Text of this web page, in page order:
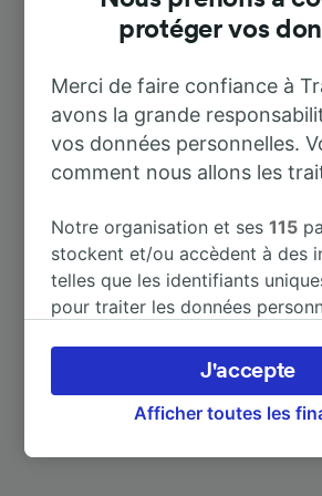
Destinations
À Valdestillas
protéger vos
Merci de faire confiance à
avons la grande
vos données personnelles.
comment nous allons les
Notre organisation et ses115
stockent et/ou accèdent à des
telles que les identifiants
pour traiter les données
préférences, notamment en
droit d’opposition à l’intérêt
cliquant ci-dessous ou à tout
Afficher toutes les
J'accepte